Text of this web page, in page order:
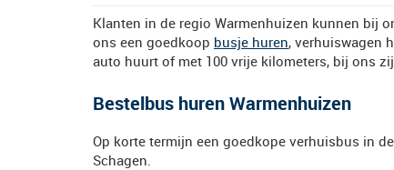
Klanten in de regio Warmenhuizen kunnen bij
ons een goedkoop busje huren, verhuiswagen
auto huurt of met 100 vrije kilometers, bij ons
Bestelbus huren Warmenhuizen
Op korte termijn een goedkope verhuisbus in
Schagen.